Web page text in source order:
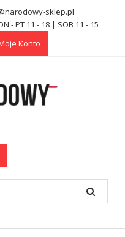
sklep.pl
- PT 11 - 18 | SOB 11 - 15
Konto